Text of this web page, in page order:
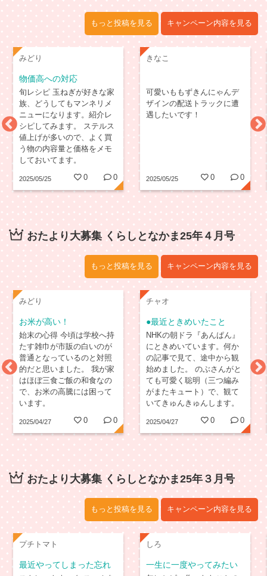
もっと投稿を見る キャンペーン内容を見る
みどり
物価高への対応
旬レシピ 玉ねぎが好きな家
族、どうしてもマンネリメ
ニューになります。紹介レ
シピしてみます。 ステルス
値上げが多いので、よく買
う物の内容量と価格をメモ
しておいてます。
2025/05/25 0 0
きなこ
可愛いももずきんにゃんデ
ザインの配送トラックに遭
遇したいです！
2025/05/25 0 0
おたより大募集 くらしとなかま25年４月号
もっと投稿を見る キャンペーン内容を見る
みどり
お米が高い！
始末の心得 今頃は学校へ持
たす雑巾が市販の白いのが
普通となっているのと対照
的だと思いました。 我が家
はほぼ三食ご飯の和食なの
で、お米の高騰には困って
います。
2025/04/27 0 0
チャオ
●最近ときめいたこと
NHKの朝ドラ『あんぱん』
にときめいています。何か
の記事で見て、途中から観
始めました。 のぶさんがと
ても可愛く聡明（三つ編み
がまたキュート）で、観て
いてきゅんきゅんします。
ジだけど、憎めないキャラ
クター。脇を固める俳優さ
2025/04/27 0 0
おたより大募集 くらしとなかま25年３月号
もっと投稿を見る キャンペーン内容を見る
プチトマト
最近やってしまった忘れ
しろ
一生に一度やってみたい